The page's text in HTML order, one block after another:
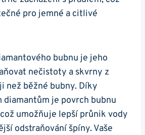
pro jemné⁢ a citlivé
bubnu ⁢je jeho
nečistoty a skvrny z
než ⁢běžné ​bubny. Díky⁣
je povrch bubnu
⁣umožňuje ‌lepší průnik vody
odstraňování‍ špíny.⁢ Vaše